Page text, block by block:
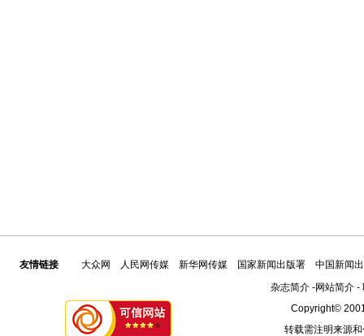
友情链接 大众网 人民网传媒 新华网传媒 国家新闻出版署
中国新闻
杂志简介-网站简介-
Copyright©
转载需注明来源